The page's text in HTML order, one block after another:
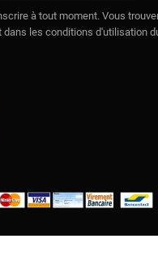
à tout moment. Vous
les conditions d'utilisation